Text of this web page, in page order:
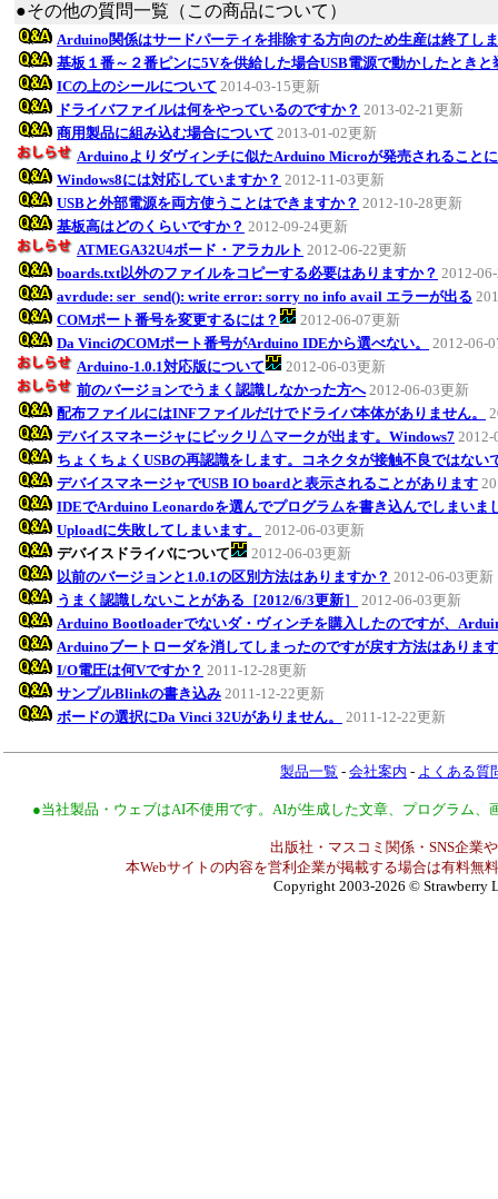
●その他の質問一覧（この商品について）
Arduino関係はサードパーティを排除する方向のため生産は終了し
基板１番～２番ピンに5Vを供給した場合USB電源で動かしたとき
ICの上のシールについて 2014-03-15更新
ドライバファイルは何をやっているのですか？ 2013-02-21更新
商用製品に組み込む場合について 2013-01-02更新
Arduinoよりダヴィンチに似たArduino Microが発売されること
Windows8には対応していますか？ 2012-11-03更新
USBと外部電源を両方使うことはできますか？ 2012-10-28更新
基板高はどのくらいですか？ 2012-09-24更新
ATMEGA32U4ボード・アラカルト 2012-06-22更新
boards.txt以外のファイルをコピーする必要はありますか？ 2012-
avrdude: ser_send(): write error: sorry no info avail エラーが出る
COMポート番号を変更するには？
2012-06-07更新
Da VinciのCOMポート番号がArduino IDEから選べない。
2012-06-
Arduino-1.0.1対応版について
2012-06-03更新
前のバージョンでうまく認識しなかった方へ 2012-06-03更新
配布ファイルにはINFファイルだけでドライバ本体がありません。
デバイスマネージャにビックリ△マークが出ます。Windows7 2012-
ちょくちょくUSBの再認識をします。コネクタが接触不良ではない
デバイスマネージャでUSB IO boardと表示されることがあります
IDEでArduino Leonardoを選んでプログラムを書き込んでしまいま
Uploadに失敗してしまいます。
2012-06-03更新
デバイスドライバについて
2012-06-03更新
以前のバージョンと1.0.1の区別方法はありますか？ 2012-06-03更新
うまく認識しないことがある［2012/6/3更新］
2012-06-03更新
Arduino Bootloaderでないダ・ヴィンチを購入したのですが、
Arduinoブートローダを消してしまったのですが戻す方法はありま
I/O電圧は何Vですか？ 2011-12-28更新
サンプルBlinkの書き込み 2011-12-22更新
ボードの選択にDa Vinci 32Uがありません。
2011-12-22更新
製品一覧 - 会社案内 - よくある質
●当社製品・ウェブはAI不使用です。AIが生成した文章、プログラム
出版社・マスコミ関係・SNS企業
本Webサイトの内容を営利企業が掲載する場合は有料無
Copyright 2003-2026 © Strawberry